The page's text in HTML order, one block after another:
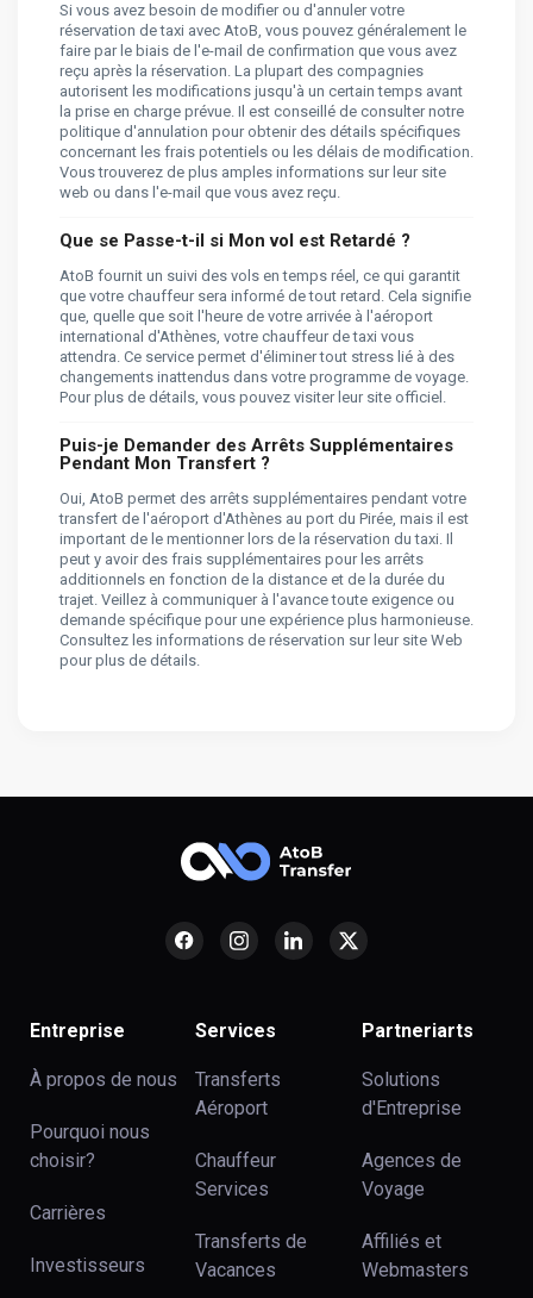
Si vous avez besoin de modifier ou d'annuler votre
réservation de taxi avec AtoB, vous pouvez généralement le
faire par le biais de l'e-mail de confirmation que vous avez
reçu après la réservation. La plupart des compagnies
autorisent les modifications jusqu'à un certain temps avant
la prise en charge prévue. Il est conseillé de consulter notre
politique d'annulation pour obtenir des détails spécifiques
concernant les frais potentiels ou les délais de modification.
Vous trouverez de plus amples informations sur leur site
web ou dans l'e-mail que vous avez reçu.
Que se Passe-t-il si Mon vol est Retardé ?
AtoB fournit un suivi des vols en temps réel, ce qui garantit
que votre chauffeur sera informé de tout retard. Cela signifie
que, quelle que soit l'heure de votre arrivée à l'aéroport
international d'Athènes, votre chauffeur de taxi vous
attendra. Ce service permet d'éliminer tout stress lié à des
changements inattendus dans votre programme de voyage.
Pour plus de détails, vous pouvez visiter leur site officiel.
Puis-je Demander des Arrêts Supplémentaires
Pendant Mon Transfert ?
Oui, AtoB permet des arrêts supplémentaires pendant votre
transfert de l'aéroport d'Athènes au port du Pirée, mais il est
important de le mentionner lors de la réservation du taxi. Il
peut y avoir des frais supplémentaires pour les arrêts
additionnels en fonction de la distance et de la durée du
trajet. Veillez à communiquer à l'avance toute exigence ou
demande spécifique pour une expérience plus harmonieuse.
Consultez les informations de réservation sur leur site Web
pour plus de détails.
Entreprise
À propos de nous
Pourquoi nous
choisir?
Carrières
Investisseurs
Services
Transferts
Aéroport
Chauffeur
Services
Transferts de
Vacances
Partneriarts
Solutions
d'Entreprise
Agences de
Voyage
Affiliés et
Webmasters